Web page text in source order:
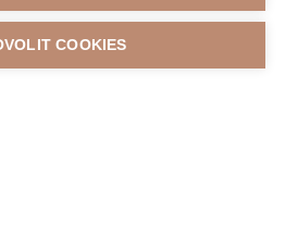
COOKIES